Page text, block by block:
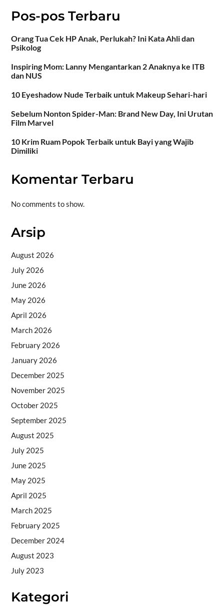
Pos-pos Terbaru
Orang Tua Cek HP Anak, Perlukah? Ini Kata Ahli dan
Psikolog
Inspiring Mom: Lanny Mengantarkan 2 Anaknya ke ITB
dan NUS
10 Eyeshadow Nude Terbaik untuk Makeup Sehari-hari
Sebelum Nonton Spider-Man: Brand New Day, Ini Urutan
Film Marvel
10 Krim Ruam Popok Terbaik untuk Bayi yang Wajib
Dimiliki
Komentar Terbaru
No comments to show.
Arsip
August 2026
July 2026
June 2026
May 2026
April 2026
March 2026
February 2026
January 2026
December 2025
November 2025
October 2025
September 2025
August 2025
July 2025
June 2025
May 2025
April 2025
March 2025
February 2025
December 2024
August 2023
July 2023
Kategori